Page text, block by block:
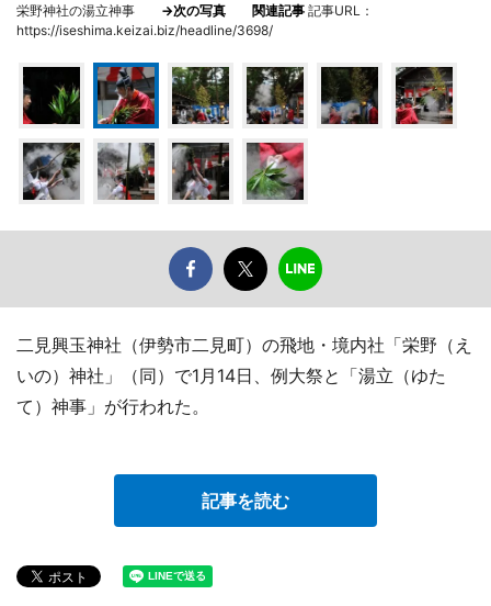
栄野神社の湯立神事 →次の写真 関連記事 記事URL：
https://iseshima.keizai.biz/headline/3698/
二見興玉神社（伊勢市二見町）の飛地・境内社「栄野（え
いの）神社」（同）で1月14日、例大祭と「湯立（ゆた
て）神事」が行われた。
記事を読む